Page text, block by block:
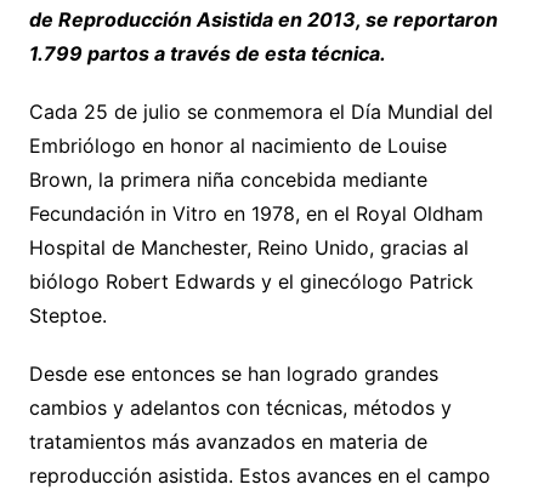
de Reproducción Asistida en 2013, se reportaron
1.799 partos a través de esta técnica.
Cada 25 de julio se conmemora el Día Mundial del
Embriólogo en honor al nacimiento de Louise
Brown, la primera niña concebida mediante
Fecundación in Vitro en 1978, en el Royal Oldham
Hospital de Manchester, Reino Unido, gracias al
biólogo Robert Edwards y el ginecólogo Patrick
Steptoe.
Desde ese entonces se han logrado grandes
cambios y adelantos con técnicas, métodos y
tratamientos más avanzados en materia de
reproducción asistida. Estos avances en el campo